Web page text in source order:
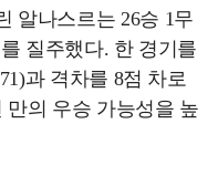
알나스르는 26승 1무
질주했다. 한 경기를
과 격차를 8점 차로
만의 우승 가능성을 높